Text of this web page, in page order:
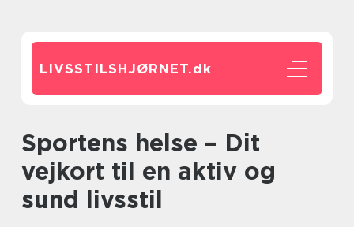
LIVSSTILSHJØRNET.dk
Sportens helse – Dit
vejkort til en aktiv og
sund livsstil